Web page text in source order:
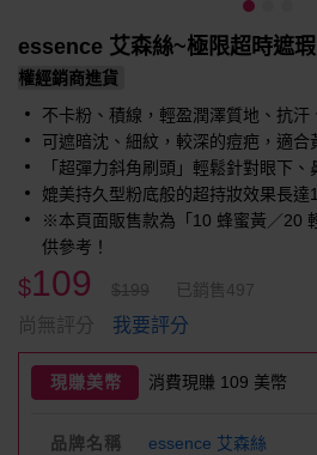
essence 艾森絲~極限超時遮
權經銷商進貨
不卡粉、積線，輕盈潤澤質地、抗汗
可遮暗沈、細紋，較深的痘疤，適合
「超彈力斜角刷頭」輕鬆針對眼下
媲美持久型粉底般的超持妝效果長達
※本頁面販售款為「10 蜂蜜黃／20
供參考！
$109 $199 已銷售497
尚無評分 我要評分
現賺美幣 消費現賺 109 美幣
品牌名稱 essence 艾森絲